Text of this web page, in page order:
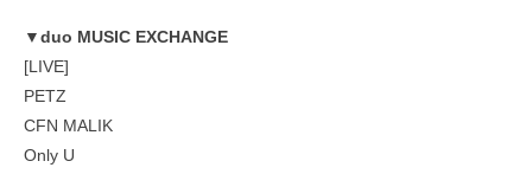
▼duo MUSIC EXCHANGE
[LIVE]
PETZ
CFN MALIK
Only U